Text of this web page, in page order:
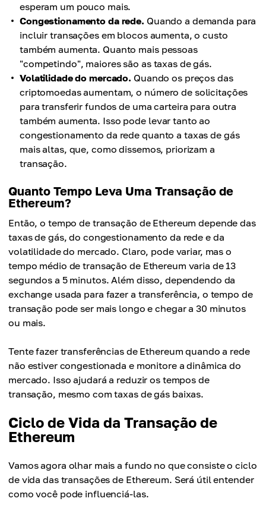
esperam um pouco mais.
Congestionamento da rede. Quando a demanda para
incluir transações em blocos aumenta, o custo
também aumenta. Quanto mais pessoas
"competindo", maiores são as taxas de gás.
Volatilidade do mercado. Quando os preços das
criptomoedas aumentam, o número de solicitações
para transferir fundos de uma carteira para outra
também aumenta. Isso pode levar tanto ao
congestionamento da rede quanto a taxas de gás
mais altas, que, como dissemos, priorizam a
transação.
Quanto Tempo Leva Uma Transação de
Ethereum?
Então, o tempo de transação de Ethereum depende das
taxas de gás, do congestionamento da rede e da
volatilidade do mercado. Claro, pode variar, mas o
tempo médio de transação de Ethereum varia de 13
segundos a 5 minutos. Além disso, dependendo da
exchange usada para fazer a transferência, o tempo de
transação pode ser mais longo e chegar a 30 minutos
ou mais.
Tente fazer transferências de Ethereum quando a rede
não estiver congestionada e monitore a dinâmica do
mercado. Isso ajudará a reduzir os tempos de
transação, mesmo com taxas de gás baixas.
Ciclo de Vida da Transação de
Ethereum
Vamos agora olhar mais a fundo no que consiste o ciclo
de vida das transações de Ethereum. Será útil entender
como você pode influenciá-las.